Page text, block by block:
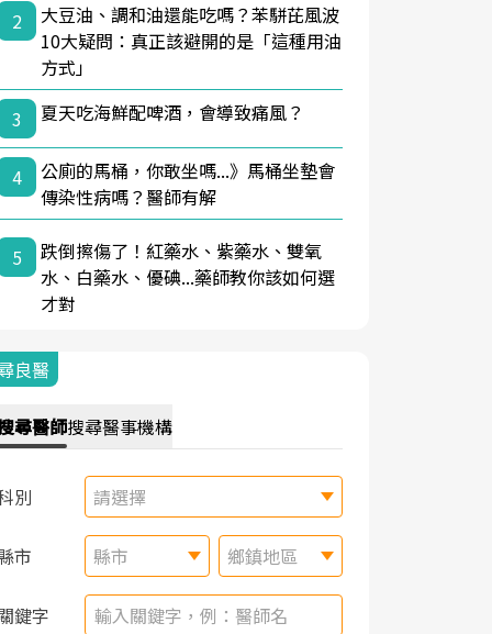
2
大豆油、調和油還能吃嗎？苯駢芘風波
10大疑問：真正該避開的是「這種用油
方式」
3
夏天吃海鮮配啤酒，會導致痛風？
4
公廁的馬桶，你敢坐嗎...》馬桶坐墊會
傳染性病嗎？醫師有解
5
跌倒擦傷了！紅藥水、紫藥水、雙氧
水、白藥水、優碘...藥師教你該如何選
才對
良醫
尋醫師搜尋醫事機構
別 請選擇
市 縣市 鄉鎮地區
鍵字